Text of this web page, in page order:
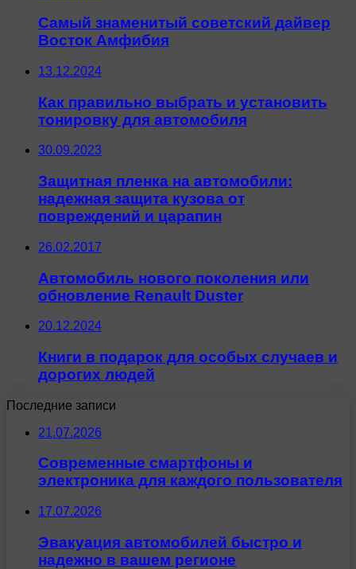
Самый знаменитый советский дайвер
Восток Амфибия
13.12.2024
Как правильно выбрать и установить
тонировку для автомобиля
30.09.2023
Защитная пленка на автомобили:
надежная защита кузова от
повреждений и царапин
26.02.2017
Автомобиль нового поколения или
обновление Renault Duster
20.12.2024
Книги в подарок для особых случаев и
дорогих людей
Последние записи
21.07.2026
Современные смартфоны и
электроника для каждого пользователя
17.07.2026
Эвакуация автомобилей быстро и
надежно в вашем регионе